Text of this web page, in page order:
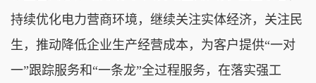
持续优化电力营商环境，继续关注实体经济，关注民
生，推动降低企业生产经营成本，为客户提供“一对
一”跟踪服务和“一条龙”全过程服务，在落实强工